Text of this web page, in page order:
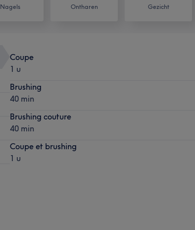
Nagels Ontharen Gezicht
Coupe
1 u
Brushing
40 min
Brushing couture
40 min
Coupe et brushing
1 u